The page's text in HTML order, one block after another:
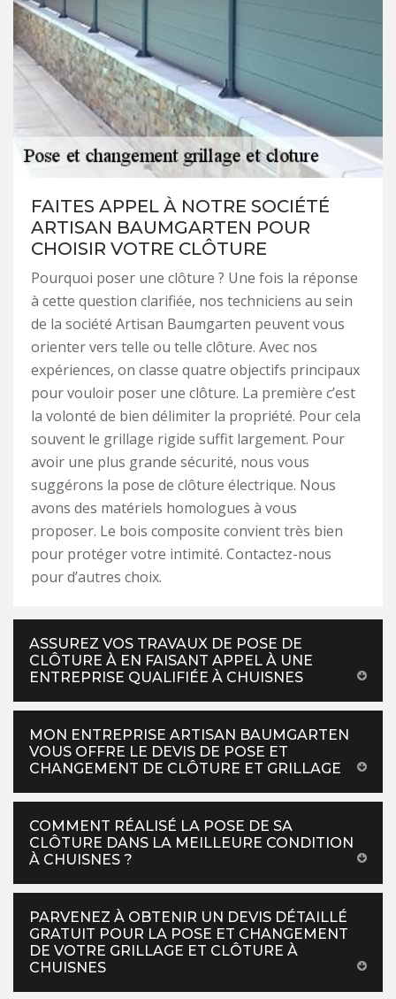
FAITES APPEL À NOTRE SOCIÉTÉ
ARTISAN BAUMGARTEN POUR
CHOISIR VOTRE CLÔTURE
Pourquoi poser une clôture ? Une fois la réponse
à cette question clarifiée, nos techniciens au sein
de la société Artisan Baumgarten peuvent vous
orienter vers telle ou telle clôture. Avec nos
expériences, on classe quatre objectifs principaux
pour vouloir poser une clôture. La première c’est
la volonté de bien délimiter la propriété. Pour cela
souvent le grillage rigide suffit largement. Pour
avoir une plus grande sécurité, nous vous
suggérons la pose de clôture électrique. Nous
avons des matériels homologues à vous
proposer. Le bois composite convient très bien
pour protéger votre intimité. Contactez-nous
pour d’autres choix.
ASSUREZ VOS TRAVAUX DE POSE DE
CLÔTURE À EN FAISANT APPEL À UNE
ENTREPRISE QUALIFIÉE À CHUISNES
MON ENTREPRISE ARTISAN BAUMGARTEN
VOUS OFFRE LE DEVIS DE POSE ET
CHANGEMENT DE CLÔTURE ET GRILLAGE
COMMENT RÉALISÉ LA POSE DE SA
CLÔTURE DANS LA MEILLEURE CONDITION
À CHUISNES ?
PARVENEZ À OBTENIR UN DEVIS DÉTAILLÉ
GRATUIT POUR LA POSE ET CHANGEMENT
DE VOTRE GRILLAGE ET CLÔTURE À
CHUISNES